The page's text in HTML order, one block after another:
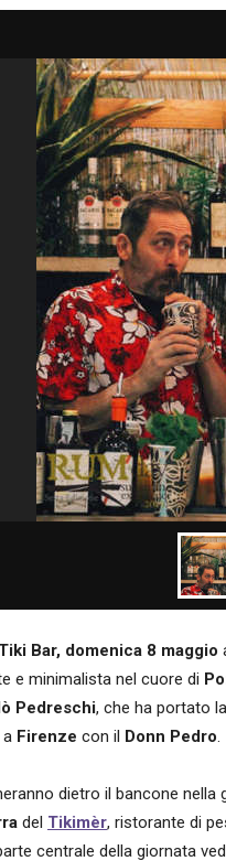
Tiki Bar, domenica 8 maggio
e minimalista nel cuore di
Pedreschi, che ha portato
a Firenze con il Donn Pedro.
dietro il bancone nella
del Tikimèr, ristorante di
centrale della giornata